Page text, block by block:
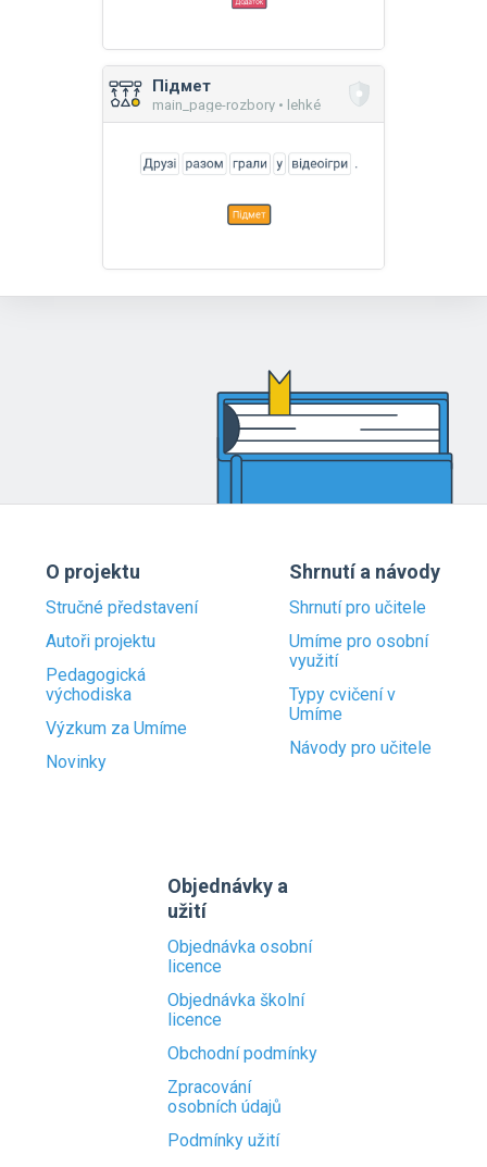
Підмет
main_page-rozbory • lehké
O projektu
Stručné představení
Autoři projektu
Pedagogická
východiska
Výzkum za Umíme
Novinky
Shrnutí a návody
Shrnutí pro učitele
Umíme pro osobní
využití
Typy cvičení v
Umíme
Návody pro učitele
Objednávky a
užití
Objednávka osobní
licence
Objednávka školní
licence
Obchodní podmínky
Zpracování
osobních údajů
Podmínky užití